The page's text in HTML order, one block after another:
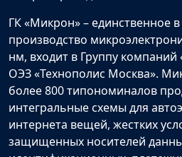
ГК «Микрон» – единственное
производство
нм, входит в Группу компаний
ОЭЗ «Технополис Москва».
более 800 типономиналов
интегральные схемы для
интернета вещей, жестких
защищенных носителей